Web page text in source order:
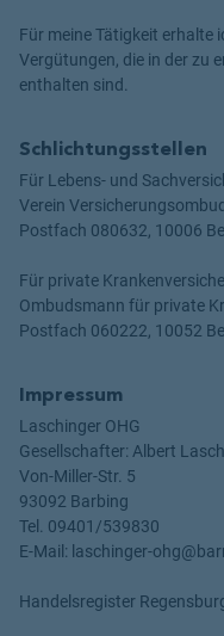
Für meine Tätigkeit erhalte
Vergütungen, die in der zu
enthalten sind.
Schlichtungsstellen
Für Lebens- und
Verein
Postfach 080632, 10006
Für private
Ombudsmann für private
Postfach 060222, 10052
Impressum
Laschinger OHG
Gesellschafter: Albert
Von-Miller-Str. 5
93092 Barbing
Tel. 09401/539830
E-Mail: laschinger-
Handelsregister